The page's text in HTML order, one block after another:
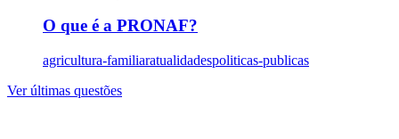
O que é a PRONAF?
agricultura-familiaratualidadespoliticas-publicas
Ver últimas questões